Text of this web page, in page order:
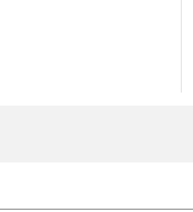
Mondaine ou Breguet